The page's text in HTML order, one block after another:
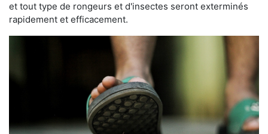
et tout type de rongeurs et d'insectes seront exterminés
rapidement et efficacement.